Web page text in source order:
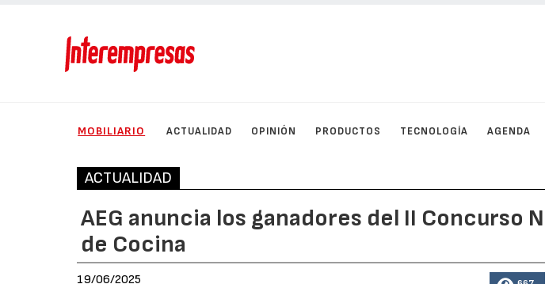
MOBILIARIO ACTUALIDAD OPINIÓN PRODUCTOS TECNOLOGÍA AGENDA
ACTUALIDAD
AEG anuncia los ganadores del II Concurso
de Cocina
19/06/2025